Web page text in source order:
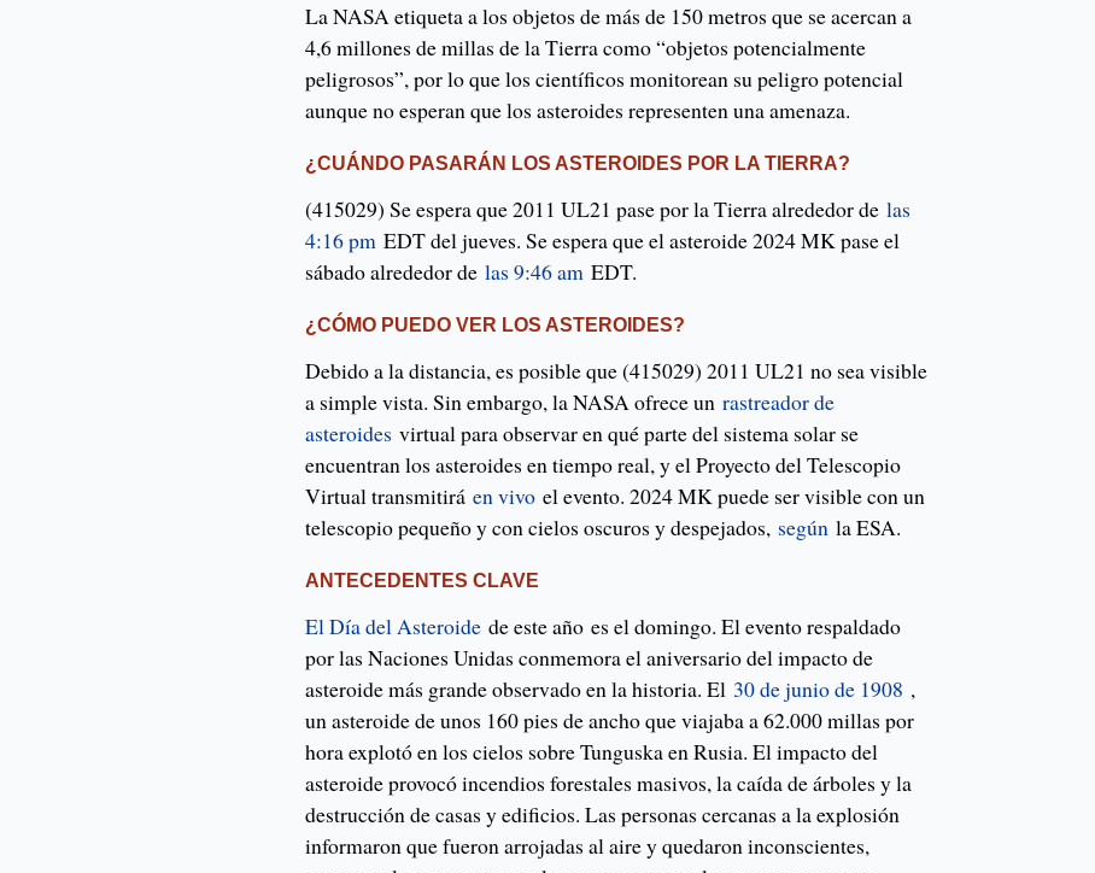
La NASA etiqueta a los objetos de más de 150 metros que se acercan a
4,6 millones de millas de la Tierra como “objetos potencialmente
peligrosos”, por lo que los científicos monitorean su peligro potencial
aunque no esperan que los asteroides representen una amenaza.
¿CUÁNDO PASARÁN LOS ASTEROIDES POR LA TIERRA?
(415029) Se espera que 2011 UL21 pase por la Tierra alrededor delas
4:16 pm EDT del jueves. Se espera que el asteroide 2024 MK pase el
sábado alrededor delas 9:46 am EDT.
¿CÓMO PUEDO VER LOS ASTEROIDES?
Debido a la distancia, es posible que (415029) 2011 UL21 no sea visible
a simple vista. Sin embargo, la NASA ofrece unrastreador de
asteroides virtual para observar en qué parte del sistema solar se
encuentran los asteroides en tiempo real, y el Proyecto del Telescopio
Virtual transmitiráen vivo el evento. 2024 MK puede ser visible con un
telescopio pequeño y con cielos oscuros y despejados, según la ESA.
ANTECEDENTES CLAVE
El Día del Asteroide de este año es el domingo. El evento respaldado
por las Naciones Unidas conmemora el aniversario del impacto de
asteroide más grande observado en la historia. El 30 de junio de 1908 ,
un asteroide de unos 160 pies de ancho que viajaba a 62.000 millas por
hora explotó en los cielos sobre Tunguska en Rusia. El impacto del
asteroide provocó incendios forestales masivos, la caída de árboles y la
destrucción de casas y edificios. Las personas cercanas a la explosión
informaron que fueron arrojadas al aire y quedaron inconscientes,